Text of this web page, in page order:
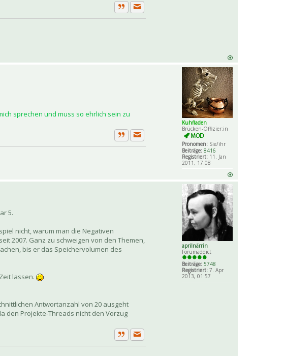
ZitatPrivate Nachricht senden
Kuhfladen
Brücken-Offizier:in
Pronomen: Sie/ihr
Beiträge: 8416
Registriert: 11. Jan
2011, 17:08
sprechen und muss so ehrlich sein zu
ZitatPrivate Nachricht senden
aprilnärrin
Forumaddict
Beiträge: 5748
Registriert: 7. Apr
2013, 01:57
5.
nicht, warum man die Negativen
2007. Ganz zu schweigen von den Themen,
bis er das Speichervolumen des
lassen.
Antwortanzahl von 20 ausgeht
den Projekte-Threads nicht den Vorzug
ZitatPrivate Nachricht senden